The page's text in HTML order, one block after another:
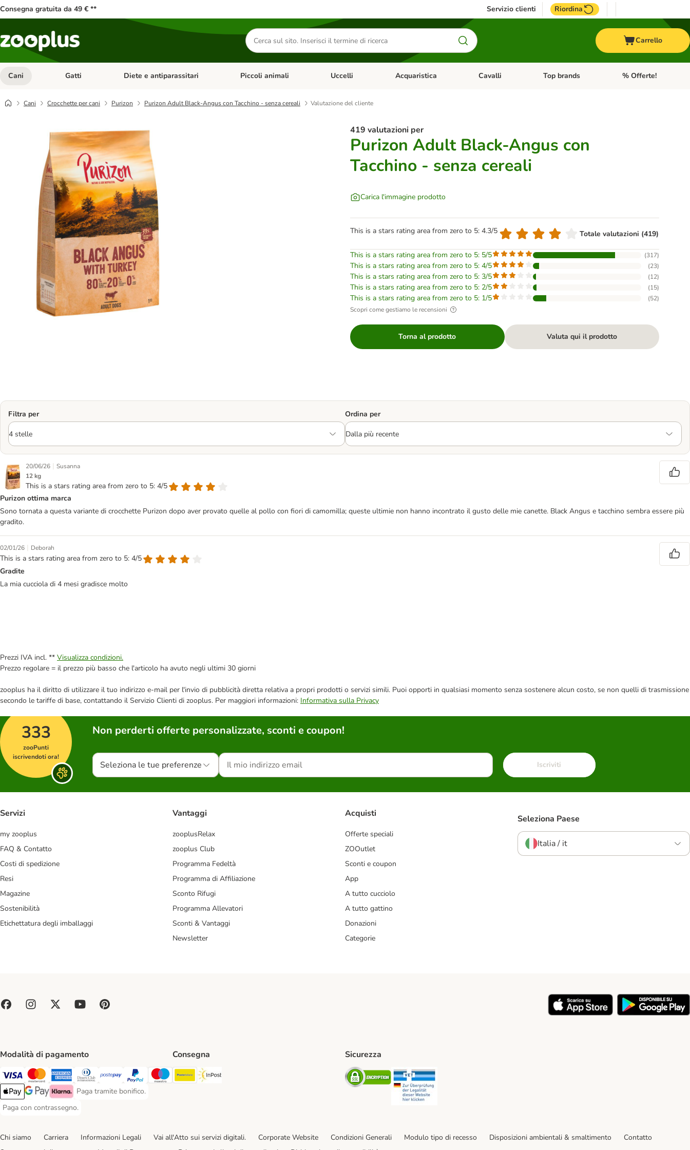
Consegna gratuita da 49 € ** Servizio clienti Riordina
Cerca
prodotti
Carrello
Cani Apri Menu Categoria: Cani
Gatti Apri Menu Categoria: Gatti
Diete e antiparassitari Apri Menu Categoria: Diete e antiparassitari
Piccoli animali Apri Menu Categoria: Piccoli animali
Uccelli Apri Menu Categoria: Uccelli
Acquaristica Apri Menu Categoria: Acquaristica
Cavalli Apri Menu Categoria: Cavalli
Top brands Apri Menu Categoria:
% Offerte!
Cani Crocchette per cani Purizon Purizon Adult Black-Angus con Tacchino - senza cereali Valutazione del cliente
419 valutazioni per
Purizon Adult Black-Angus con
Tacchino - senza cereali
Carica l'immagine prodotto
This is a stars rating area from zero to 5: 4.3/5 Totale valutazioni (419)
This is a stars rating area from zero to 5: 5/5 (317)
This is a stars rating area from zero to 5: 4/5 (23)
This is a stars rating area from zero to 5: 3/5 (12)
This is a stars rating area from zero to 5: 2/5 (15)
This is a stars rating area from zero to 5: 1/5 (52)
Scopri come gestiamo le recensioni
Torna al prodotto Valuta qui il prodotto
Filtra per Ordina per
20/06/26 | Susanna
12 kg
This is a stars rating area from zero to 5: 4/5
Purizon ottima marca
Sono tornata a questa variante di crocchette Purizon dopo aver provato quelle al pollo con fiori di camomilla; queste ultimie non hanno incontrato il gusto delle mie canette. Black Angus e tacchino sembra essere più
gradito.
02/01/26 | Deborah
This is a stars rating area from zero to 5: 4/5
Gradite
La mia cucciola di 4 mesi gradisce molto
Prezzi IVA incl. ** Visualizza condizioni.
Prezzo regolare = il prezzo più basso che l'articolo ha avuto negli ultimi 30 giorni
zooplus ha il diritto di utilizzare il tuo indirizzo e-mail per l'invio di pubblicità diretta relativa a propri prodotti o servizi simili. Puoi opporti in qualsiasi momento senza sostenere alcun costo, se non quelli di trasmissione
secondo le tariffe di base, contattando il Servizio Clienti di zooplus. Per maggiori informazioni: Informativa sulla Privacy
333
zooPunti
iscrivendoti ora!
Non perderti offerte personalizzate, sconti e coupon!
Seleziona le tue preferenze Iscriviti
Servizi
my zooplus
FAQ & Contatto
Costi di spedizione
Resi
Magazine
Sostenibilità
Etichettatura degli imballaggi
Vantaggi
zooplusRelax
zooplus Club
Programma Fedeltà
Programma di Affiliazione
Sconto Rifugi
Programma Allevatori
Sconti & Vantaggi
Newsletter
Acquisti
Offerte speciali
ZOOutlet
Sconti e coupon
App
A tutto cucciolo
A tutto gattino
Donazioni
Categorie
Seleziona Paese
Italia / it
Modalità di pagamento
Paga con Visa. Payment Method
Paga con Mastercard. Payment Method
Paga con American Express. Payment Method
Paga con Diners Club. Payment Method
Paga con Postepay. Payment Method
Paga con PayPal. Payment Method
Paga con Maestro. Payment Method
Apple Pay Payment Method
Google Pay Payment Method
Klarna Payment Method
Paga tramite bonifico.
Paga tramite bonifico. Payment Method
Paga con contrassegno.
Paga con contrassegno. Payment Method
Consegna
Poste Italiane. Shipping Method
Sicurezza
Security
Chi siamo Carriera Informazioni Legali Vai all'Atto sui servizi digitali. Corporate Website Condizioni Generali Modulo tipo di recesso Disposizioni ambientali & smaltimento
Contatto